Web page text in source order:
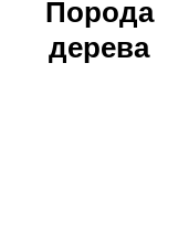
Порода
дерева